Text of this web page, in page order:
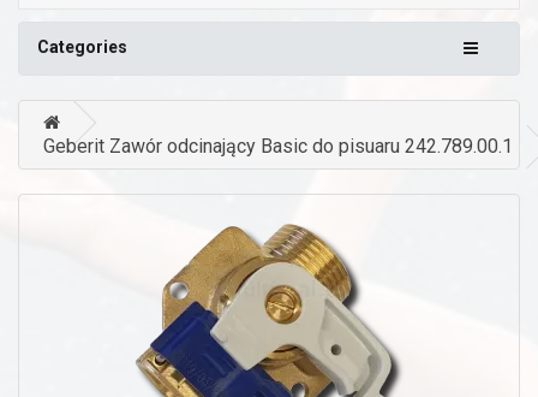
Categories
Geberit Zawór odcinający Basic do pisuaru 242.789.00.1